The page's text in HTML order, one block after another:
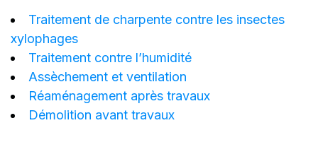
Traitement de charpente contre les insectes
xylophages
Traitement contre l’humidité
Assèchement et ventilation
Réaménagement après travaux
Démolition avant travaux